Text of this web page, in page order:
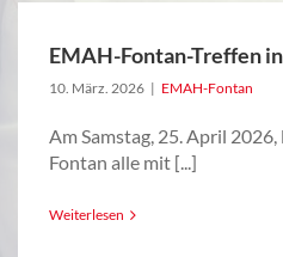
EMAH-Fontan-Treffen
10. März. 2026 | EMAH-Fontan
Am Samstag, 25. April
Fontan alle mit [...]
Weiterlesen